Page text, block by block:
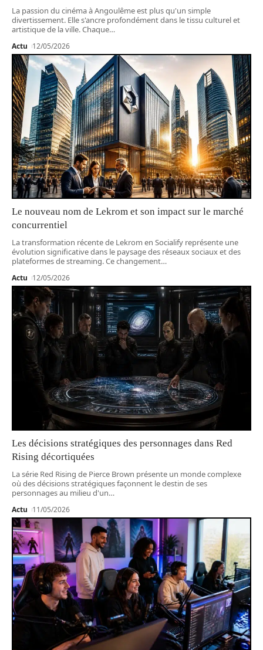
La passion du cinéma à Angoulême est plus qu'un simple
divertissement. Elle s'ancre profondément dans le tissu culturel et
artistique de la ville. Chaque…
Actu 12/05/2026
Le nouveau nom de Lekrom et son impact sur le marché
concurrentiel
La transformation récente de Lekrom en Socialify représente une
évolution significative dans le paysage des réseaux sociaux et des
plateformes de streaming. Ce changement…
Actu 12/05/2026
Les décisions stratégiques des personnages dans Red
Rising décortiquées
La série Red Rising de Pierce Brown présente un monde complexe
où des décisions stratégiques façonnent le destin de ses
personnages au milieu d'un…
Actu 11/05/2026